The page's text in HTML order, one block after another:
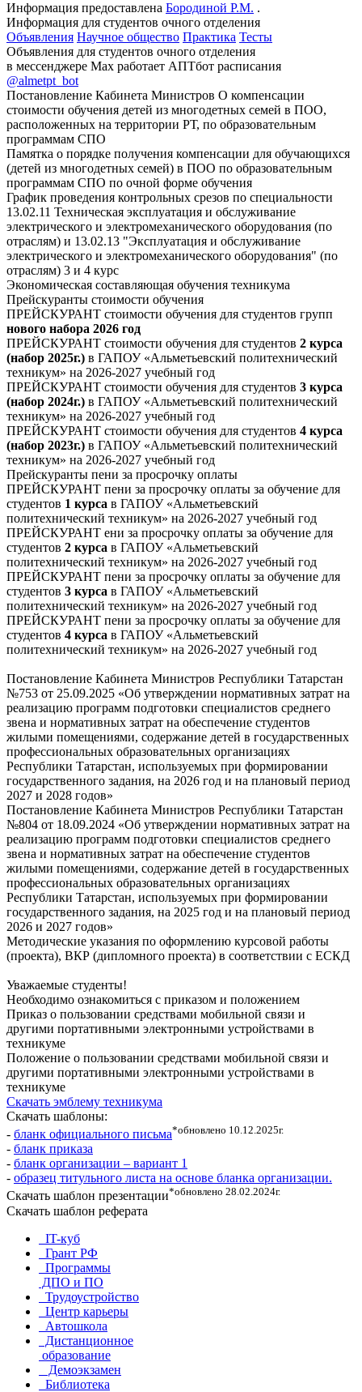
Информация предоставлена Бородиной Р.М. .
Информация для студентов очного отделения
Объявления Научное общество Практика Тесты
Объявления для студентов очного отделения
в мессенджере Мах работает АПТбот расписания
@almetpt_bot
Постановление Кабинета Министров О компенсации
стоимости обучения детей из многодетных семей в ПОО,
расположенных на территории РТ, по образовательным
программам СПО
Памятка о порядке получения компенсации для обучающихся
(детей из многодетных семей) в ПОО по образовательным
программам СПО по очной форме обучения
График проведения контрольных срезов по специальности
13.02.11 Техническая эксплуатация и обслуживание
электрического и электромеханического оборудования (по
отраслям) и 13.02.13 "Эксплуатация и обслуживание
электрического и электромеханического оборудования" (по
отраслям) 3 и 4 курс
Экономическая составляющая обучения техникума
Прейскуранты стоимости обучения
ПРЕЙСКУРАНТ стоимости обучения для студентов групп
нового набора 2026 год
ПРЕЙСКУРАНТ стоимости обучения для студентов 2 курса
(набор 2025г.) в ГАПОУ «Альметьевский политехнический
техникум» на 2026-2027 учебный год
ПРЕЙСКУРАНТ стоимости обучения для студентов 3 курса
(набор 2024г.) в ГАПОУ «Альметьевский политехнический
техникум» на 2026-2027 учебный год
ПРЕЙСКУРАНТ стоимости обучения для студентов 4 курса
(набор 2023г.) в ГАПОУ «Альметьевский политехнический
техникум» на 2026-2027 учебный год
Прейскуранты пени за просрочку оплаты
ПРЕЙСКУРАНТ пени за просрочку оплаты за обучение для
студентов 1 курса в ГАПОУ «Альметьевский
политехнический техникум» на 2026-2027 учебный год
ПРЕЙСКУРАНТ ени за просрочку оплаты за обучение для
студентов 2 курса в ГАПОУ «Альметьевский
политехнический техникум» на 2026-2027 учебный год
ПРЕЙСКУРАНТ пени за просрочку оплаты за обучение для
студентов 3 курса в ГАПОУ «Альметьевский
политехнический техникум» на 2026-2027 учебный год
ПРЕЙСКУРАНТ пени за просрочку оплаты за обучение для
студентов 4 курса в ГАПОУ «Альметьевский
политехнический техникум» на 2026-2027 учебный год
Постановление Кабинета Министров Республики Татарстан
№753 от 25.09.2025 «Об утверждении нормативных затрат на
реализацию программ подготовки специалистов среднего
звена и нормативных затрат на обеспечение студентов
жилыми помещениями, содержание детей в государственных
профессиональных образовательных организациях
Республики Татарстан, используемых при формировании
государственного задания, на 2026 год и на плановый период
2027 и 2028 годов»
Постановление Кабинета Министров Республики Татарстан
№804 от 18.09.2024 «Об утверждении нормативных затрат на
реализацию программ подготовки специалистов среднего
звена и нормативных затрат на обеспечение студентов
жилыми помещениями, содержание детей в государственных
профессиональных образовательных организациях
Республики Татарстан, используемых при формировании
государственного задания, на 2025 год и на плановый период
2026 и 2027 годов»
Методические указания по оформлению курсовой работы
(проекта), ВКР (дипломного проекта) в соответствии с ЕСКД
Уважаемые студенты!
Необходимо ознакомиться с приказом и положением
Приказ о пользовании средствами мобильной связи и
другими портативными электронными устройствами в
техникуме
Положение о пользовании средствами мобильной связи и
другими портативными электронными устройствами в
техникуме
Скачать эмблему техникума
Скачать шаблоны:
- бланк официального письма*обновлено 10.12.2025г.
- бланк приказа
- бланк организации – вариант 1
- образец титульного листа на основе бланка организации.
Скачать шаблон презентации*обновлено 28.02.2024г.
Скачать шаблон реферата
IT-куб
Грант РФ
Программы
ДПО и ПО
Трудоустройство
Центр карьеры
Автошкола
Дистанционное
образование
Демоэкзамен
Библиотека